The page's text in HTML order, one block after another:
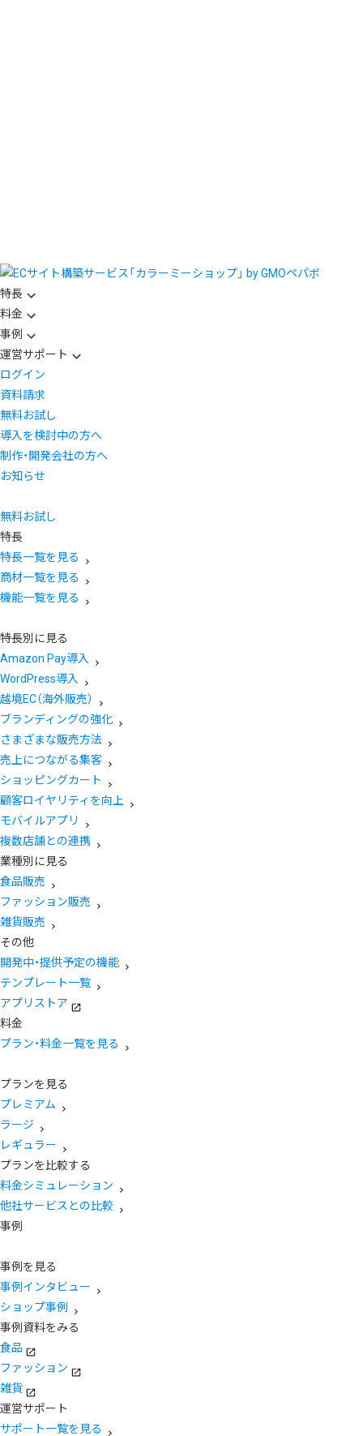
特長
料金
事例
運営サポート
ログイン
資料請求
無料お試し
導入を検討中の方へ
制作・開発会社の方へ
お知らせ
無料お試し
特長
特長一覧を見る
商材一覧を見る
機能一覧を見る
特長別に見る
Amazon Pay導入
WordPress導入
越境EC（海外販売）
ブランディングの強化
さまざまな販売方法
売上につながる集客
ショッピングカート
顧客ロイヤリティを向上
モバイルアプリ
複数店舗との連携
業種別に見る
食品販売
ファッション販売
雑貨販売
その他
開発中・提供予定の機能
テンプレート一覧
アプリストア
料金
プラン・料金一覧を見る
プランを見る
プレミアム
ラージ
レギュラー
プランを比較する
料金シミュレーション
他社サービスとの比較
事例
事例を見る
事例インタビュー
ショップ事例
事例資料をみる
食品
ファッション
雑貨
運営サポート
サポート一覧を見る